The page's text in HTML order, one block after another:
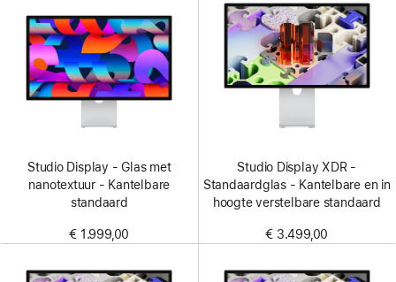
Studio Display - Glas met
nanotextuur - Kantelbare
standaard
€ 1.999,00
Studio Display XDR -
Standaardglas - Kantelbare en in
hoogte verstelbare standaard
€ 3.499,00